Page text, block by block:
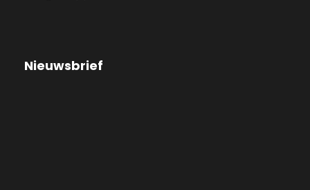
Nieuwsbrief